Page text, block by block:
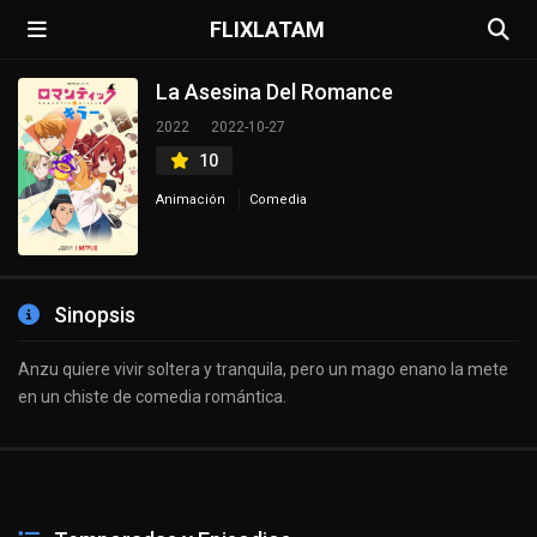
FLIXLATAM
La Asesina Del Romance
2022 2022-10-27
10
Animación Comedia
Sinopsis
Anzu quiere vivir soltera y tranquila, pero un mago enano la mete
en un chiste de comedia romántica.